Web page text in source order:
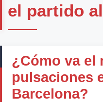
el partido
¿Cómo va el
pulsaciones
Barcelona?